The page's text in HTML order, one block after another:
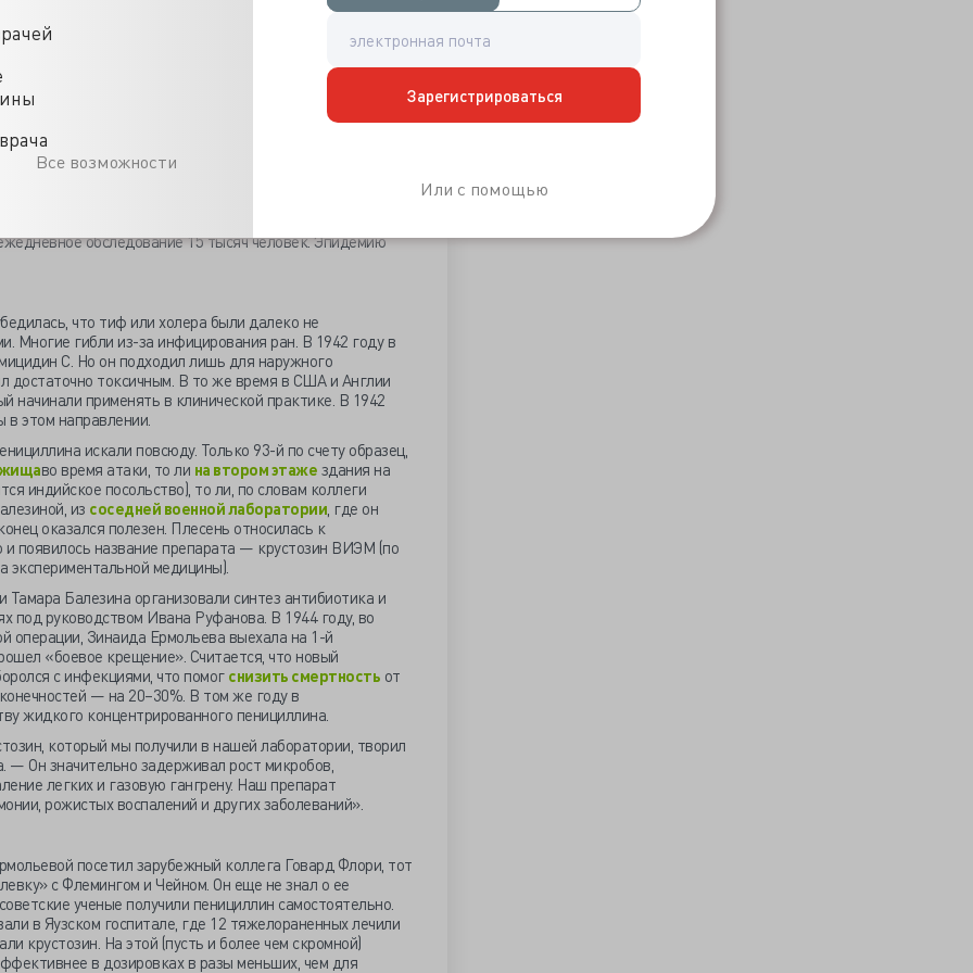
Все возможности
Зарегистрироваться
Или с помощью
советские солдаты начали воровать трупы
в подпольной лаборатории работают
холерных вибрионов и палочек брюшного тифа,
любому показалась бы безумной.
о ходе работы, фамильярно обращаясь к
отложить наступление?» На что она якобы отвечала:
обращение могло использоваться в шутку из-за
всего за несколько месяцев усилия ученых окупились.
обеспечивало препаратом, который
50 тысяч человек. Для ежедневной дезинфекции
в город 300 тонн хлорамина и несколько тонн мыла
обследование 15 тысяч человек. Эпидемию
что тиф или холера были далеко не
Многие гибли из-за инфицирования ран. В 1942 году в
С. Но он подходил лишь для наружного
достаточно токсичным. В то же время в США и Англии
начинали применять в клинической практике. В 1942
в этом направлении.
искали повсюду. Только 93-й по счету образец,
во время атаки, то ли на втором этаже здания на
индийское посольство), то ли, по словам коллеги
из соседней военной лаборатории, где он
оказался полезен. Плесень относилась к
и появилось название препарата — крустозин ВИЭМ (по
экспериментальной медицины).
Балезина организовали синтез антибиотика и
под руководством Ивана Руфанова. В 1944 году, во
операции, Зинаида Ермольева выехала на 1-й
«боевое крещение». Считается, что новый
с инфекциями, что помог снизить смертность от
— на 20–30%. В том же году в
жидкого концентрированного пенициллина.
который мы получили в нашей лаборатории, творил
— Он значительно задерживал рост микробов,
легких и газовую гангрену. Наш препарат
рожистых воспалений и других заболеваний».
посетил зарубежный коллега Говард Флори, тот
с Флемингом и Чейном. Он еще не знал о ее
ученые получили пенициллин самостоятельно.
в Яузском госпитале, где 12 тяжелораненных лечили
крустозин. На этой (пусть и более чем скромной)
в дозировках в разы меньших, чем для